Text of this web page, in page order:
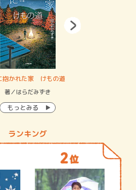
抱かれた家 けもの道
著／はらだみずき
もっとみる
ランキング